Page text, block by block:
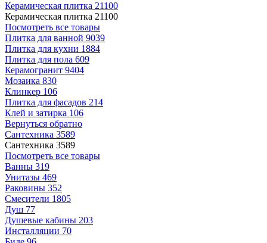
Керамическая плитка 21100
Керамическая плитка 21100
Посмотреть все товары
Плитка для ванной 9039
Плитка для кухни 1884
Плитка для пола 609
Керамогранит 9404
Мозаика 830
Клинкер 106
Плитка для фасадов 214
Клей и затирка 106
Вернуться обратно
Сантехника 3589
Сантехника 3589
Посмотреть все товары
Ванны 319
Унитазы 469
Раковины 352
Смесители 1805
Душ 77
Душевые кабины 203
Инсталляции 70